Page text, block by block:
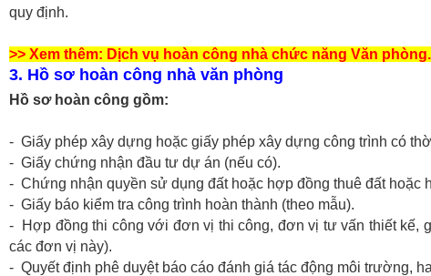
quy định.
>> Xem thêm: Dịch vụ hoàn công nhà chức năng Văn phòng.
3. Hồ sơ hoàn công nhà văn phòng
Hồ sơ hoàn công gồm:
- Giấy phép xây dựng hoặc giấy phép xây dựng công trình có
- Giấy chứng nhận đầu tư dự án (nếu có).
- Chứng nhận quyền sử dụng đất hoặc hợp đồng thuê đất hoặc
- Giấy báo kiểm tra công trình hoàn thành (theo mẫu).
- Hợp đồng thi công với đơn vị thi công, đơn vị tư vấn thiết kế,
các đơn vị này).
- Quyết định phê duyệt báo cáo đánh giá tác động môi trường,